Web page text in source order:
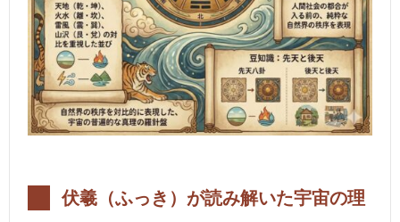
伏羲（ふっき）が読み解いた宇宙の理